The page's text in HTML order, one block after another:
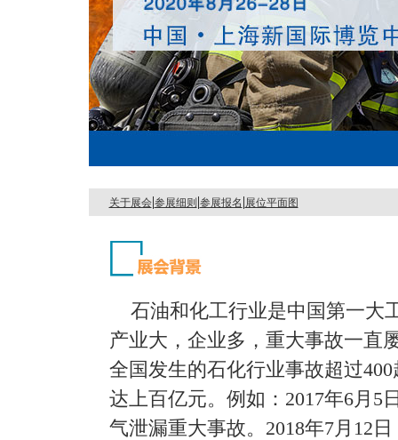
关于展会|参展细则|参展报名 |展位平面图
石油和化工行业是中国第一大
产业大，企业多，重大事故一直
全国发生的石化行业事故超过
达上百亿元。例如：2017年6月5
气泄漏重大事故。2018年7月12